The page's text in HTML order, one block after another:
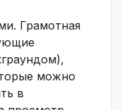
Грамотная
можно
в